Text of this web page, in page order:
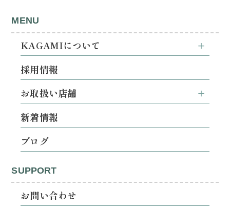
MENU
KAGAMIについて
採用情報
お取扱い店舗
新着情報
ブログ
SUPPORT
お問い合わせ